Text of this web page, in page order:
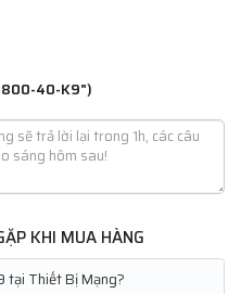
40-K9")
KHI MUA HÀNG
Thiết Bị Mạng?